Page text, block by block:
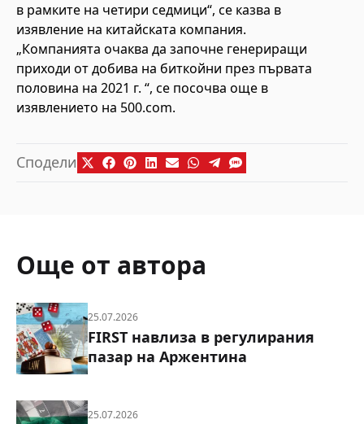
в рамките на четири седмици“, се казва в
изявление на китайската компания.
„Компанията очаква да започне генериращи
приходи от добива на биткойни през първата
половина на 2021 г. “, се посочва още в
изявлението на 500.com.
Сподели
Още от автора
25.07.2026
FIRST навлиза в регулирания
пазар на Аржентина
25.07.2026